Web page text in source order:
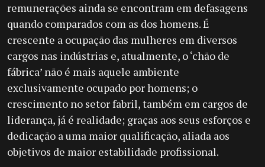
remunerações ainda se encontram em defasagens
quando comparados com as dos homens. É
crescente a ocupação das mulheres em diversos
cargos nas indústrias e, atualmente, o ‘chão de
fábrica’ não é mais aquele ambiente
exclusivamente ocupado por homens; o
crescimento no setor fabril, também em cargos de
liderança, já é realidade; graças aos seus esforços e
dedicação a uma maior qualificação, aliada aos
objetivos de maior estabilidade profissional.